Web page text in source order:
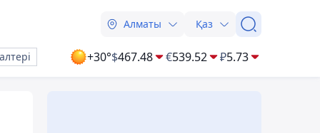
Алматы Қаз
+30°$467.48 €539.52 ₽5.73